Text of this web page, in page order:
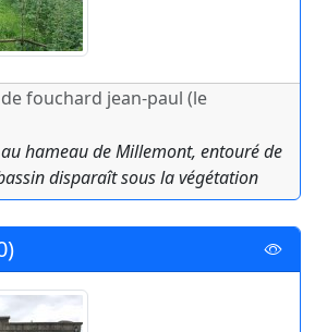
fouchard jean-paul (le
hameau de Millemont, entouré de
disparaît sous la végétation